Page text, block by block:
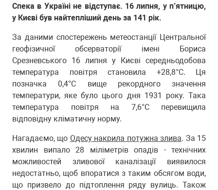
Спека в Україні не відступає. 16 липня, у п’ятницю,
у Києві був найтепліший день за 141 рік.
За даними спостережень метеостанції Центральної
геофізичної обсерваторії імені Бориса
Срезневського 16 липня у Києві середньодобова
температура повітря становила +28,8°С. Ця
позначка 0,4°С вище рекордного значення
температури, яке було цього дня 1931 року. Така
температура повітря на 7,6°С перевищила
відповідну кліматичну норму.
Нагадаємо, що Одесу накрила потужна злива. За 15
хвилин випало 28 міліметрів опадів - технічних
можливостей зливової каналізації виявилося
недостатньо, щоб впоратися з таким обсягом води,
що призвело до підтоплення ряду вулиць. Також